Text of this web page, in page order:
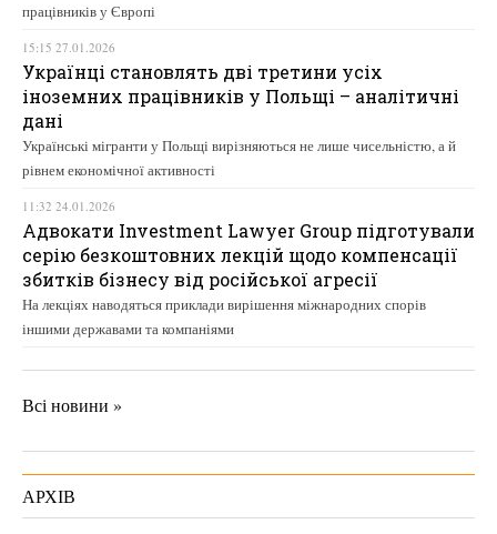
працівників у Європі
15:15 27.01.2026
Українці становлять дві третини усіх
іноземних працівників у Польщі – аналітичні
дані
Українські мігранти у Польщі вирізняються не лише чисельністю, а й
рівнем економічної активності
11:32 24.01.2026
Адвокати Investment Lawyer Group підготували
серію безкоштовних лекцій щодо компенсації
збитків бізнесу від російської агресії
На лекціях наводяться приклади вирішення міжнародних спорів
іншими державами та компаніями
Всі новини »
АРХІВ